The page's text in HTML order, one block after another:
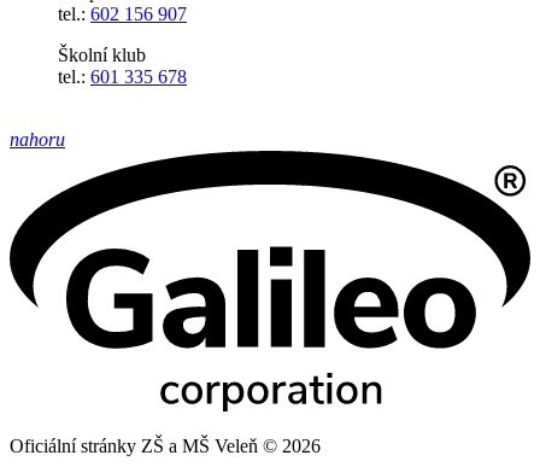
tel.: 602 156 907
Školní klub
tel.: 601 335 678
nahoru
Oficiální stránky ZŠ a MŠ Veleň © 2026